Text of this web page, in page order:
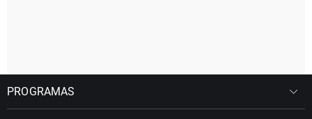
PROGRAMAS